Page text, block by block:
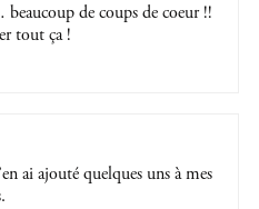
de coups de coeur !!
tout ça !
ai ajouté quelques uns à mes